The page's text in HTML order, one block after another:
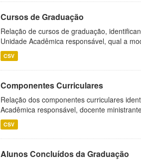
Cursos de Graduação
Relação de cursos de graduação,
Unidade Acadêmica responsável, qual a
CSV
Componentes Curriculares
Relação dos componentes curriculares
Acadêmica responsável, docente
CSV
Alunos Concluídos da Graduação